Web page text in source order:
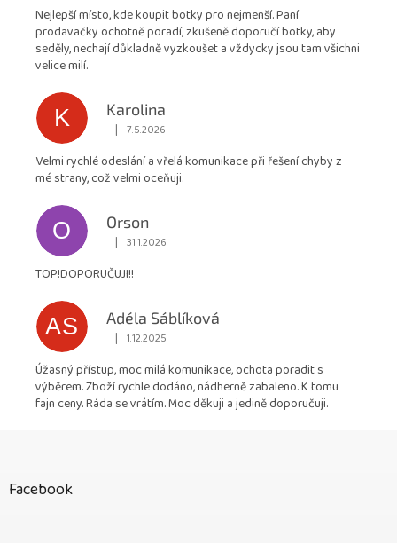
4,9
z
Nejlepší místo, kde koupit botky pro nejmenší. Paní
prodavačky ochotně poradí, zkušeně doporučí botky, aby
seděly, nechají důkladně vyzkoušet a vždycky jsou tam všichni
velice milí.
K
Karolina
Hodnocení obchodu je 5 z 5 hvězdiček.
| 7.5.2026
Velmi rychlé odeslání a vřelá komunikace při řešení chyby z
mé strany, což velmi oceňuji.
O
Orson
Hodnocení obchodu je 5 z 5 hvězdiček.
| 31.1.2026
TOP!DOPORUČUJI!!
AS
Adéla Sáblíková
Hodnocení obchodu je 5 z 5 hvězdiček.
| 1.12.2025
Úžasný přístup, moc milá komunikace, ochota poradit s
výběrem. Zboží rychle dodáno, nádherně zabaleno. K tomu
fajn ceny. Ráda se vrátím. Moc děkuji a jedině doporučuji.
Facebook